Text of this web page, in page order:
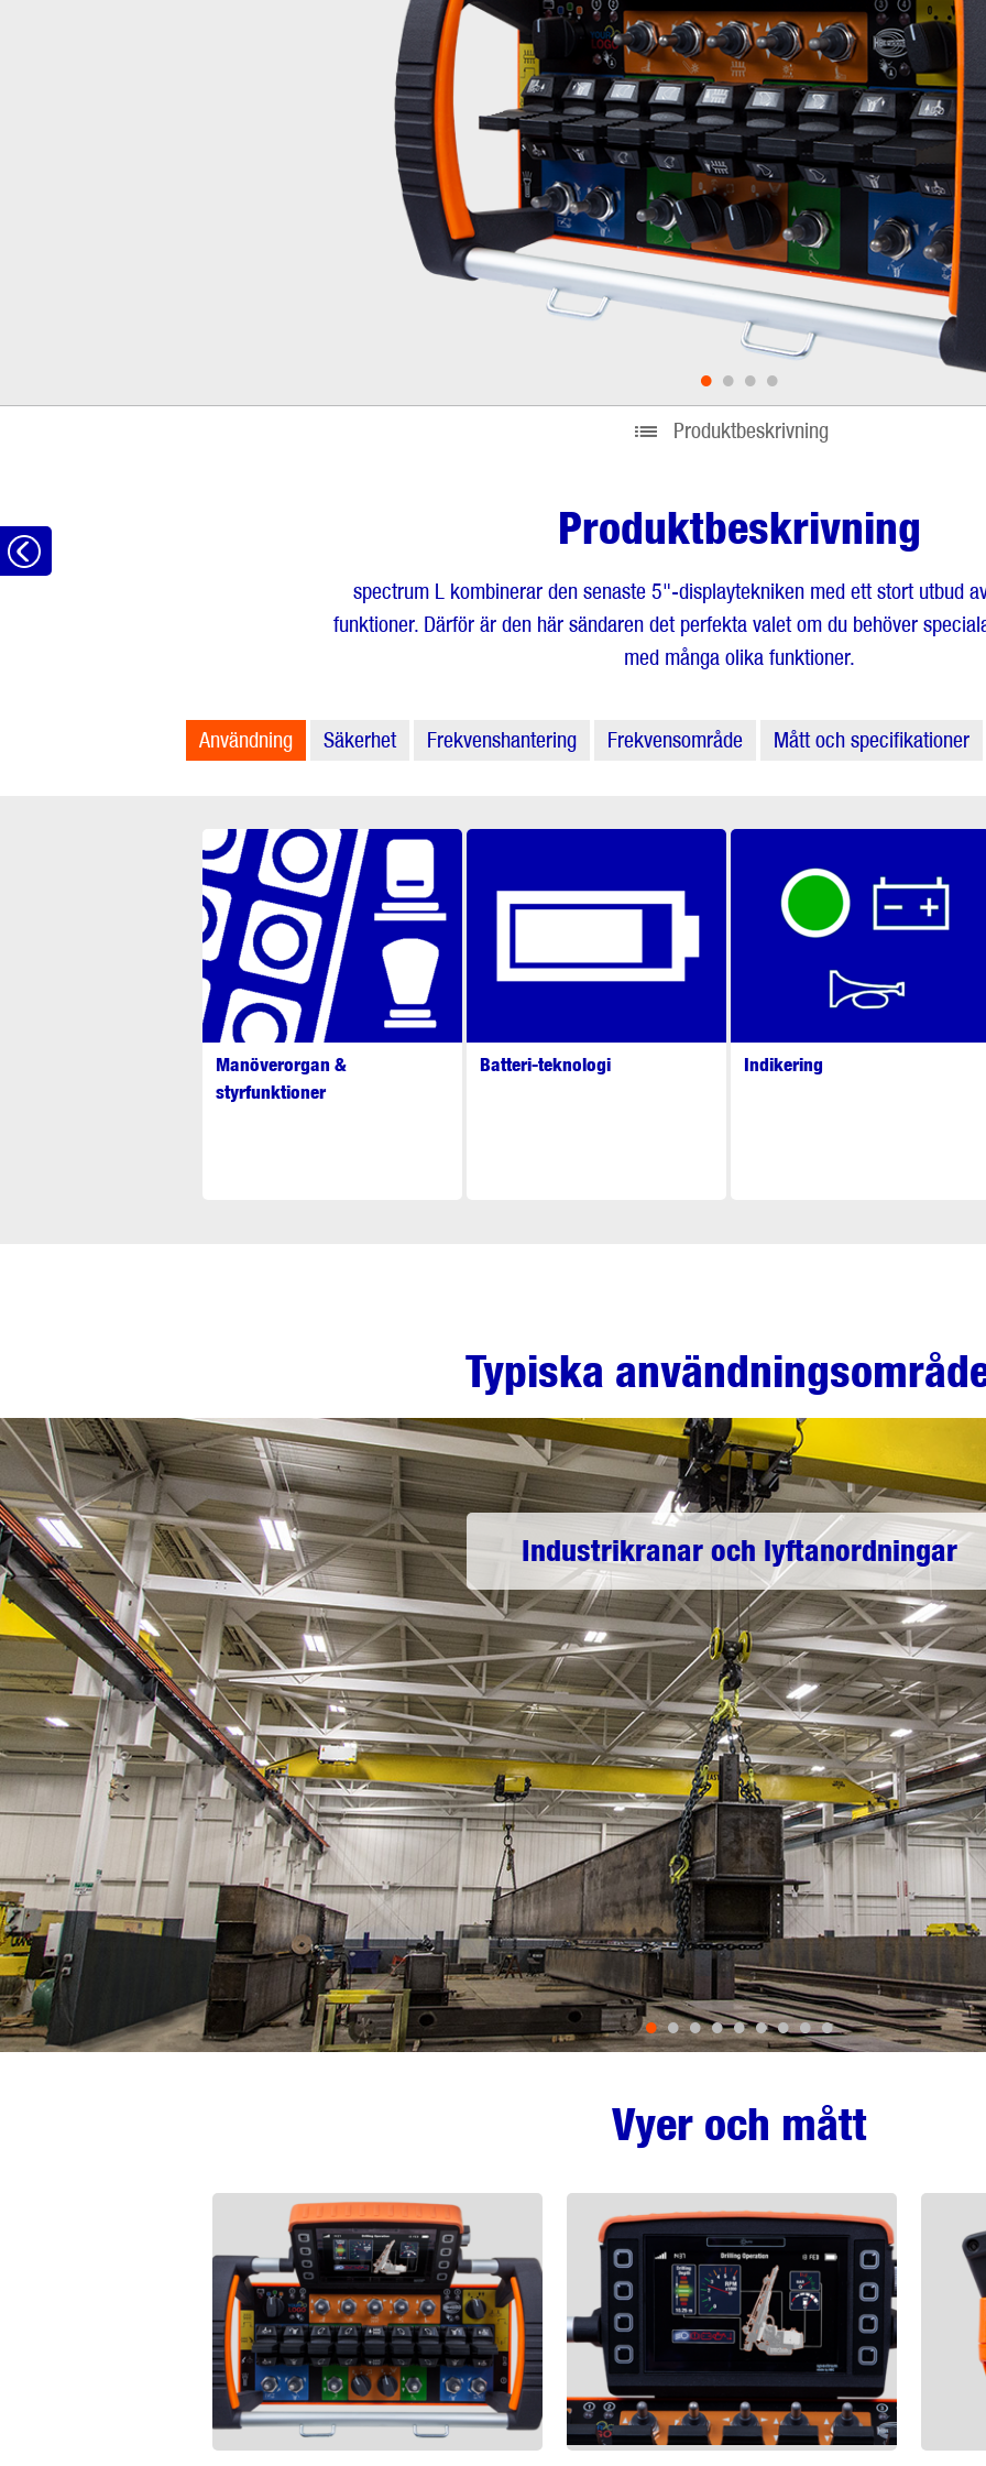
• • • •
Produktbeskrivning
Produktbeskrivning
spectrum L kombinerar den senaste 5"-displaytekniken med ett stort utbud
funktioner. Därför är den här sändaren det perfekta valet om du behöver
med många olika funktioner.
Användning Säkerhet Frekvenshantering Frekvensområde Mått och specifikationer
Manöverorgan &
styrfunktioner
Batteri-teknologi Indikering
Typiska
Industrikranar och lyftanordningar
•••••••••
Vyer och mått